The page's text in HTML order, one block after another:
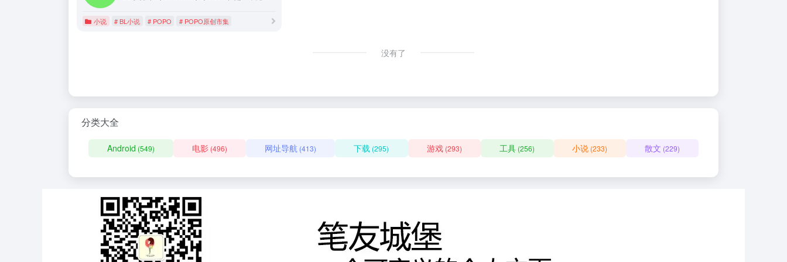
小说 # BL小说 # POPO # POPO原创市集
没有了
分类大全
Android (549) 电影 (496) 网址导航 (413) 下载 (295) 游戏(293) 工具(256) 小说(233) 散文 (229)